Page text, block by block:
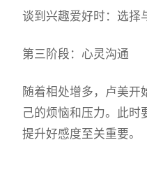
谈到兴趣爱好时：选择
第三阶段：心灵沟通
随着相处增多，卢美开
己的烦恼和压力。此时
提升好感度至关重要。